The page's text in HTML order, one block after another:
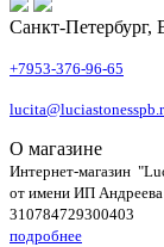
Санкт-Петербург,
+7953-376-96-65
О магазине
Интернет-магазин
от имени ИП
310784729300403
подробнее